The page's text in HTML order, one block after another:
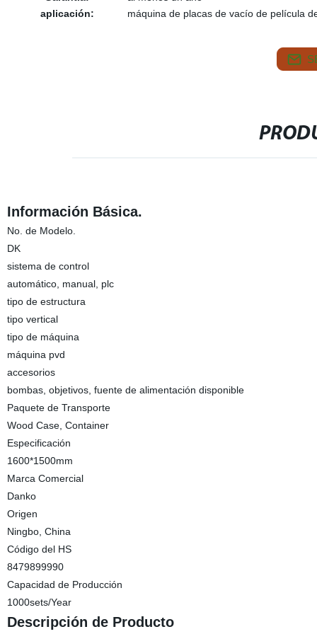
aplicación:
máquina de placas de vacío de película
Información Básica.
No. de Modelo.
DK
sistema de control
automático, manual, plc
tipo de estructura
tipo vertical
tipo de máquina
máquina pvd
accesorios
bombas, objetivos, fuente de alimentación disponible
Paquete de Transporte
Wood Case, Container
Especificación
1600*1500mm
Marca Comercial
Danko
Origen
Ningbo, China
Código del HS
8479899990
Capacidad de Producción
1000sets/Year
Descripción de Producto